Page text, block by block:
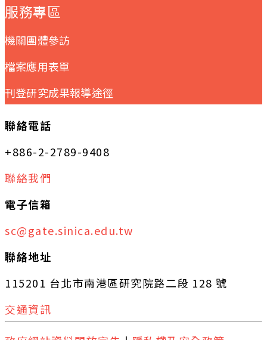
服務專區
機關團體參訪
檔案應用表單
刊登研究成果報導途徑
聯絡電話
+886-2-2789-9408
聯絡我們
電子信箱
sc@gate.sinica.edu.tw
聯絡地址
115201 台北市南港區研究院路二段 128 號
交通資訊